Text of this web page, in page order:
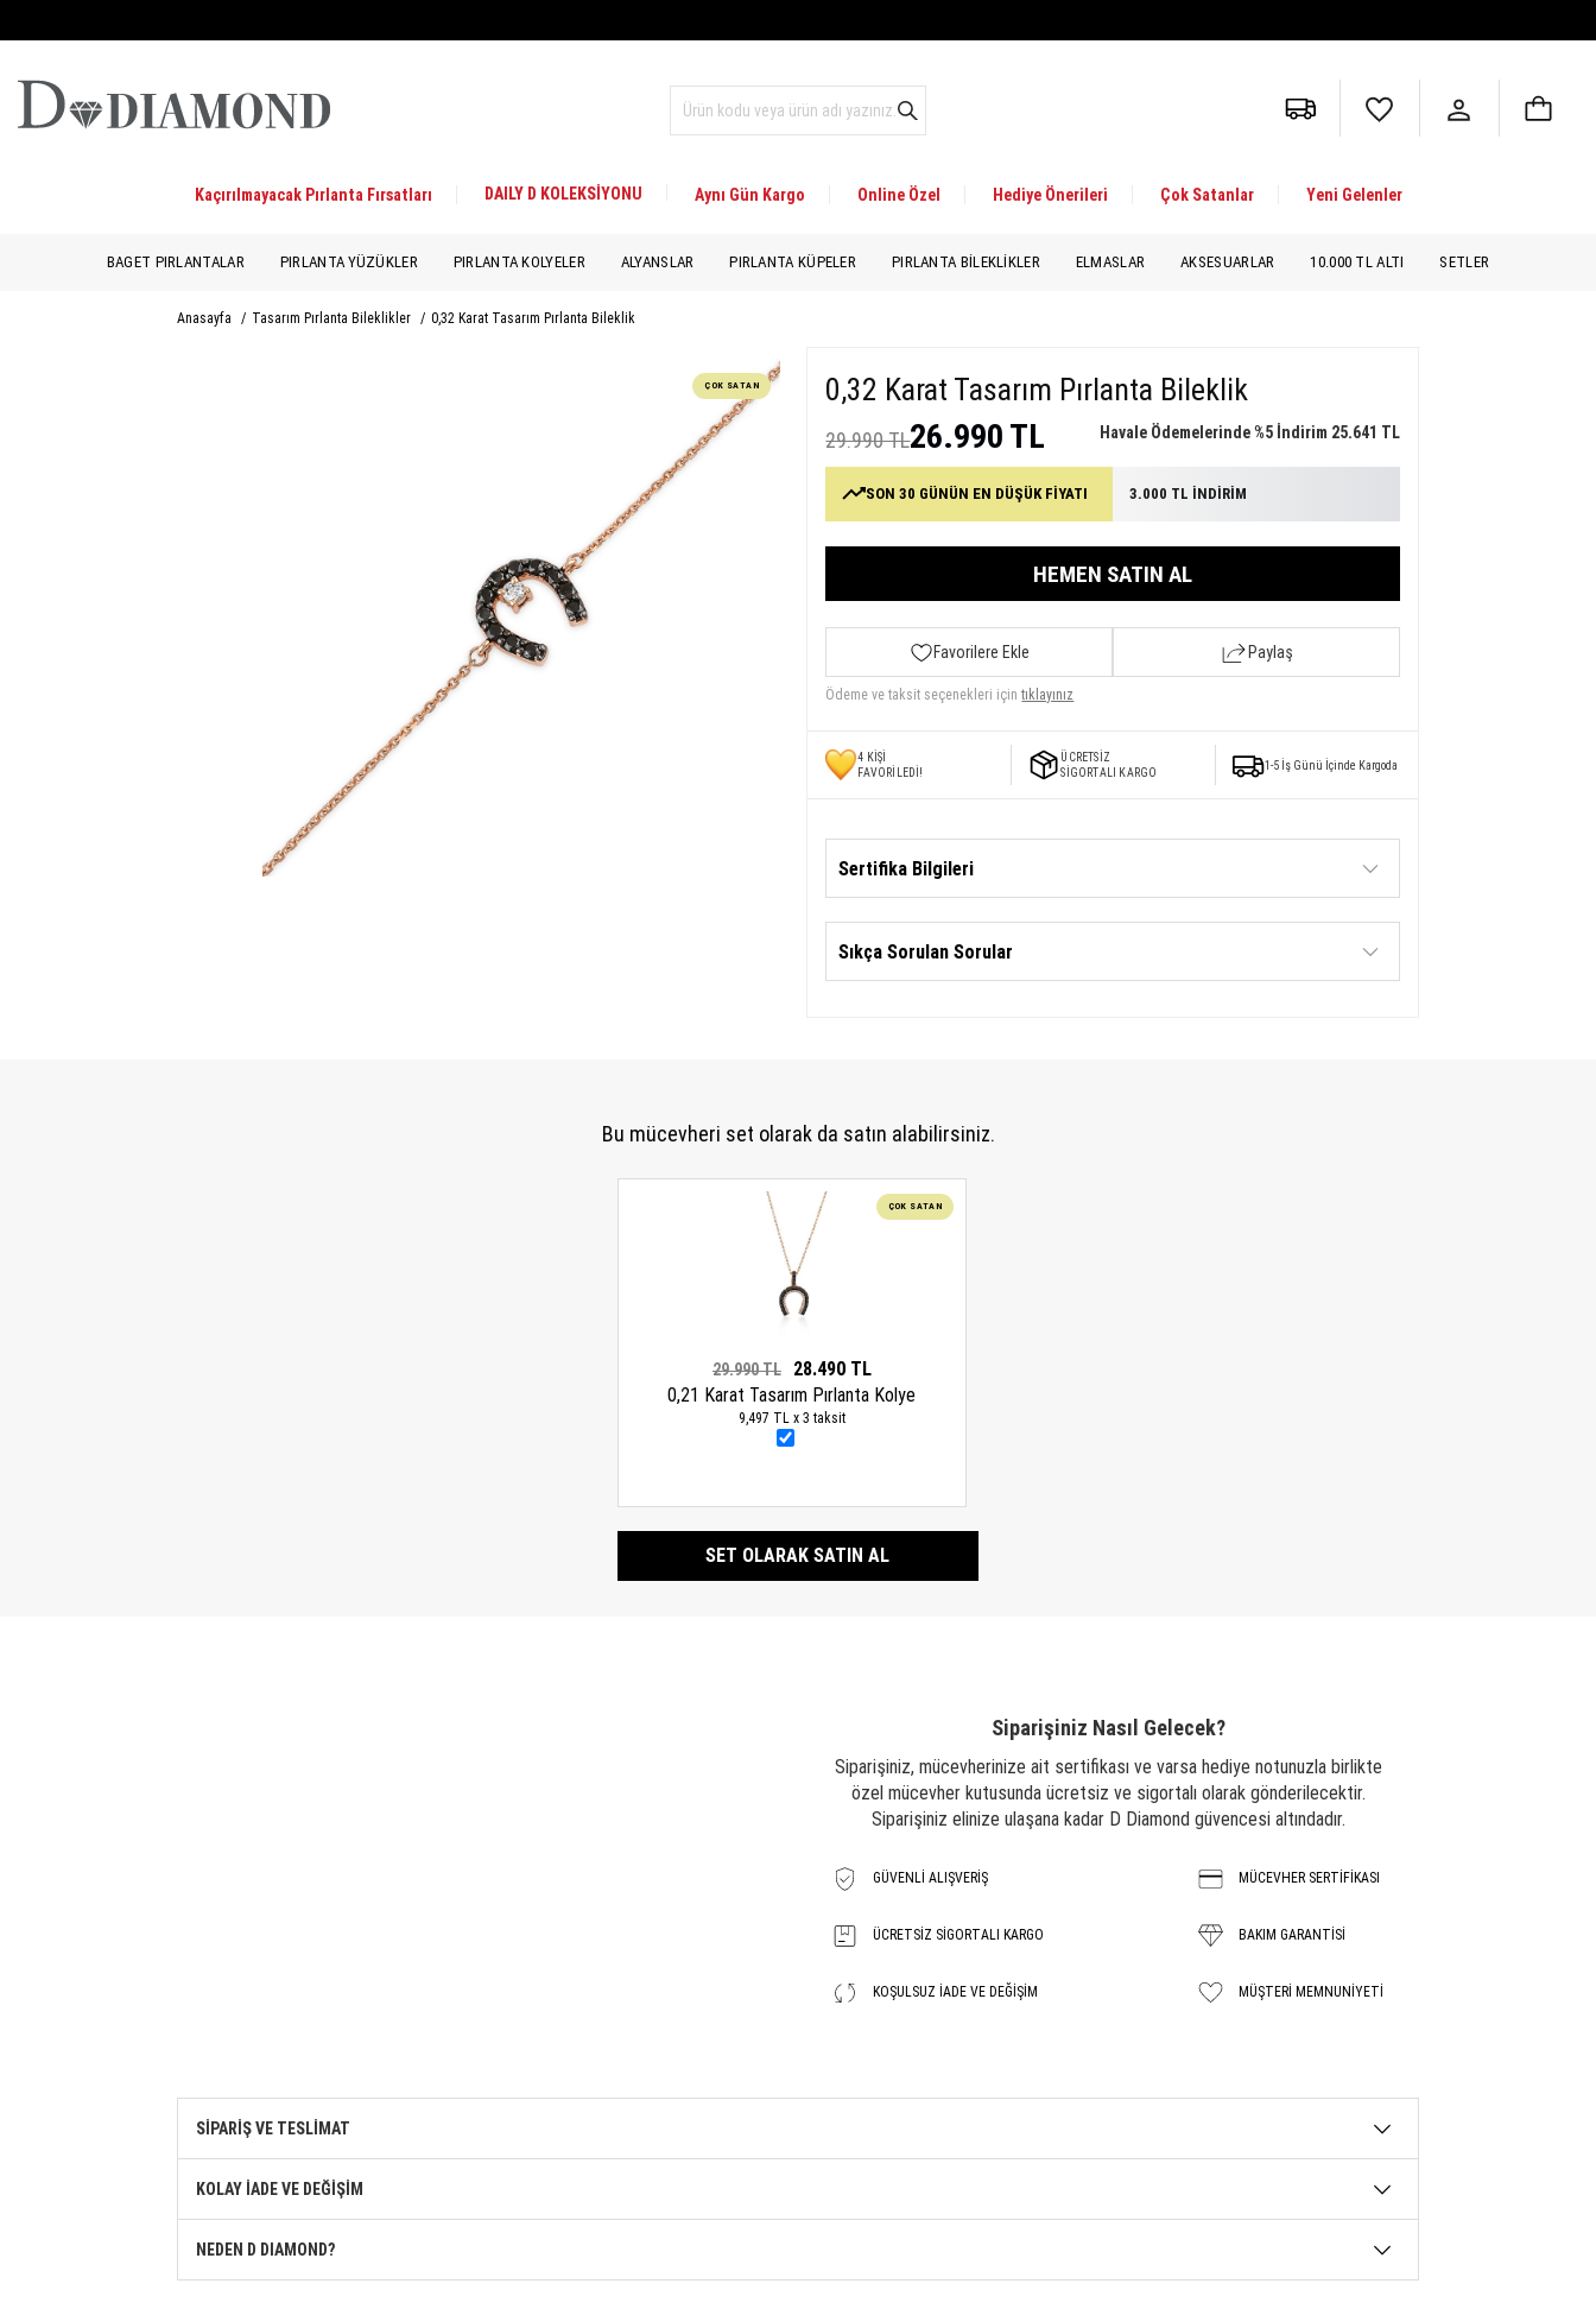
Kaçırılmayacak Pırlanta Fırsatları DAILY D KOLEKSİYONU Aynı Gün Kargo Online Özel Hediye Önerileri Çok Satanlar Yeni Gelenler
BAGET PIRLANTALAR PIRLANTA YÜZÜKLER PIRLANTA KOLYELER ALYANSLAR PIRLANTA KÜPELER PIRLANTA BILEKLIKLER ELMASLAR AKSESUARLAR 10.000 TL ALTI SETLER
Anasayfa / Tasarım Pırlanta Bileklikler / 0,32 Karat Tasarım Pırlanta Bileklik
ÇOK SATAN 0,32 Karat Tasarım Pırlanta Bileklik
Havale Ödemelerinde %5 İndirim 25.641 TL
29.990 TL26.990 TL
SON 30 GÜNÜN EN DÜŞÜK FİYATI 3.000 TL İNDİRİM
HEMEN SATIN AL
Favorilere Ekle Paylaş
Ödeme ve taksit seçenekleri içintıklayınız
4 KİŞİ
FAVORİLEDİ!
ÜCRETSİZ
SİGORTALI KARGO
1-5 İş Günü İçinde Kargoda
Sertifika Bilgileri
Sıkça Sorulan Sorular
Bu mücevheri set olarak da satın alabilirsiniz.
ÇOK SATAN
29.990 TL
28.490 TL
0,21 Karat Tasarım Pırlanta Kolye
9,497 TL x 3 taksit
SET OLARAK SATIN AL
Siparişiniz Nasıl Gelecek?
Siparişiniz, mücevherinize ait sertifikası ve varsa hediye notunuzla birlikte
özel mücevher kutusunda ücretsiz ve sigortalı olarak gönderilecektir.
Siparişiniz elinize ulaşana kadar D Diamond güvencesi altındadır.
GÜVENLI ALIŞVERIŞ MÜCEVHER SERTİFİKASI
ÜCRETSIZ SIGORTALI KARGO BAKIM GARANTISİ
KOŞULSUZ İADE VE DEĞIŞIM MÜŞTERI MEMNUNIYETI
SİPARİŞ VE TESLİMAT
KOLAY İADE VE DEĞİŞİM
NEDEN D DIAMOND?